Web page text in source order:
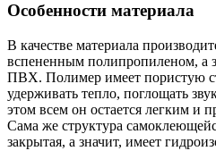
Особенности материала
В качестве материала
вспененным полипропиленом, а
ПВХ. Полимер имеет пористую
удерживать тепло, поглощать
этом всем он остается легким и
Сама же структура
закрытая, а значит, имеет